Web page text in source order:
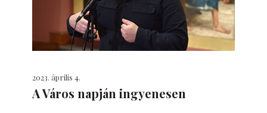
2023. április 4.
A Város napján ingyenesen